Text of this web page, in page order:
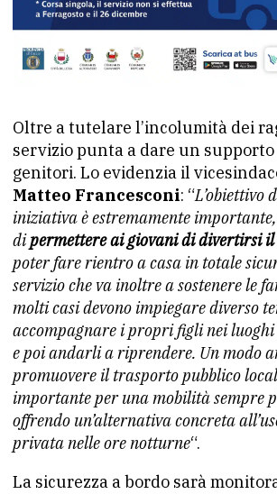
Oltre a tutelare l’incolumità dei
servizio punta a dare un
genitori. Lo evidenzia il
Matteo Francesconi: “L’obiettivo
iniziativa è estremamente
dipermettere ai giovani di divertirsi il
poter fare rientro a casa in totale
servizio che va inoltre a sostenere le
molti casi devono impiegare diverso
accompagnare i propri figli nei
e poi andarli a riprendere. Un modo
promuovere il trasporto pubblico
importante per una mobilità sempre
offrendo un’alternativa concreta
privata nelle ore notturne“.
La sicurezza a bordo sarà